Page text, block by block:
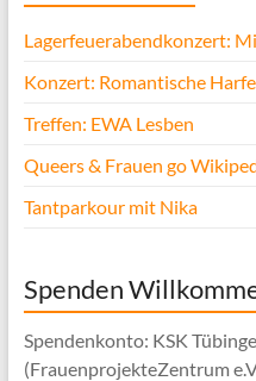
Lagerfeuerabendkonzert:
Konzert: Romantische
Treffen: EWA Lesben
Queers & Frauen go
Tantparkour mit Nika
Spenden
Spendenkonto: KSK
(FrauenprojekteZentrum